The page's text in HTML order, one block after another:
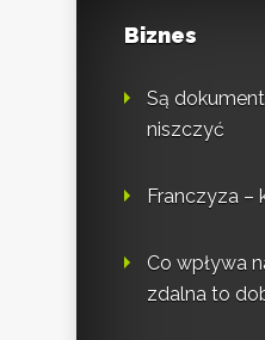
Biznes
Są
niszczyć
Franczyza –
Co wpływa
zdalna to